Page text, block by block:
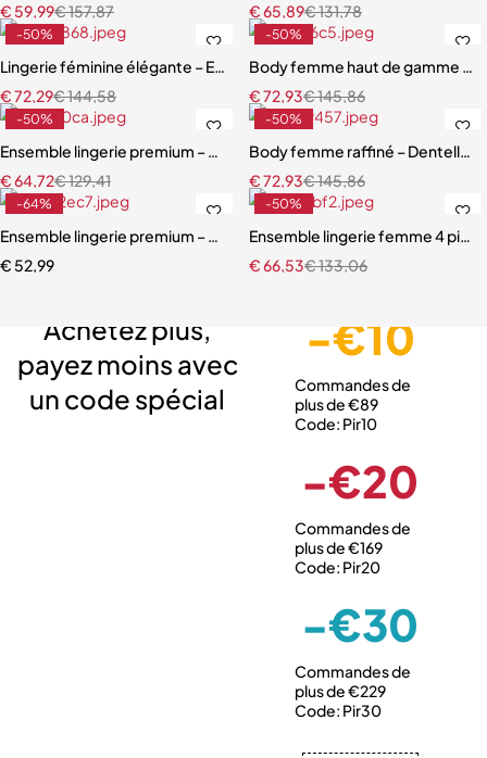
€157,87
€ 59,99
€131,78
€65,89
-50%
Lingerie féminine élégante – Ensemble avec porte-jarretelles et
€144,58
€72,29
-50%
Body femme haut de gamme –
€145,86
€72,93
-50%
Ensemble lingerie premium – Bas, soutien-gorge et accessoires
€129,41
€64,72
-50%
Body femme raffiné – Dentelle,
€145,86
€72,93
-64%
Ensemble lingerie premium – Dentelle fine, maille légère et effet
€ 52,99
-50%
Ensemble lingerie femme 4
€133,06
€66,53
Achetez plus,
payez moins avec
un code spécial
-€10
Commandes de
plus de €89
Code: Pir10
-€20
Commandes de
plus de €169
Code: Pir20
-€30
Commandes de
plus de €229
Code: Pir30